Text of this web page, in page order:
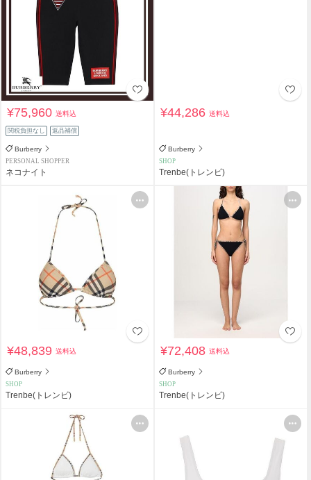
¥75,960送料込
関税負担なし 返品補償
Burberry
PERSONAL SHOPPER
ネコナイト
¥44,286送料込
Burberry
SHOP
Trenbe(トレンビ)
¥48,839送料込
Burberry
SHOP
Trenbe(トレンビ)
¥72,408送料込
Burberry
SHOP
Trenbe(トレンビ)